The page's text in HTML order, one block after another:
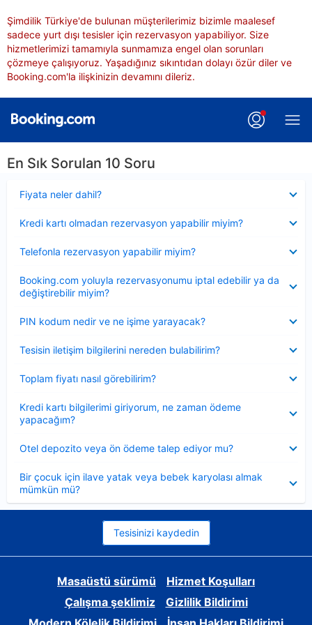
Şimdilik Türkiye'de bulunan müşterilerimiz bizimle maalesef
sadece yurt dışı tesisler için rezervasyon yapabiliyor. Size
hizmetlerimizi tamamıyla sunmamıza engel olan sorunları
çözmeye çalışıyoruz. Yaşadığınız sıkıntıdan dolayı özür diler ve
Booking.com'la ilişkinizin devamını dileriz.
En Sık Sorulan 10 Soru
Fiyata neler dahil?
Kredi kartı olmadan rezervasyon yapabilir miyim?
Telefonla rezervasyon yapabilir miyim?
Booking.com yoluyla rezervasyonumu iptal edebilir ya da
değiştirebilir miyim?
PIN kodum nedir ve ne işime yarayacak?
Tesisin iletişim bilgilerini nereden bulabilirim?
Toplam fiyatı nasıl görebilirim?
Kredi kartı bilgilerimi giriyorum, ne zaman ödeme
yapacağım?
Otel depozito veya ön ödeme talep ediyor mu?
Bir çocuk için ilave yatak veya bebek karyolası almak
mümkün mü?
Tesisinizi kaydedin
Masaüstü sürümü
Hizmet Koşulları
Çalışma şeklimiz
Gizlilik Bildirimi